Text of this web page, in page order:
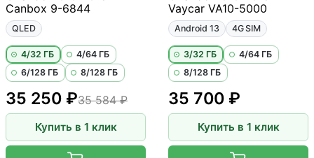
Canbox 9-6844
QLED
4/32 ГБ
4/64 ГБ
6/128 ГБ
8/128 ГБ
35 250 ₽35 584 ₽
Купить в 1 клик
Vaycar VA10-5000
Android 13 4G SIM
3/32 ГБ
4/64 ГБ
8/128 ГБ
35 700 ₽
Купить в 1 клик